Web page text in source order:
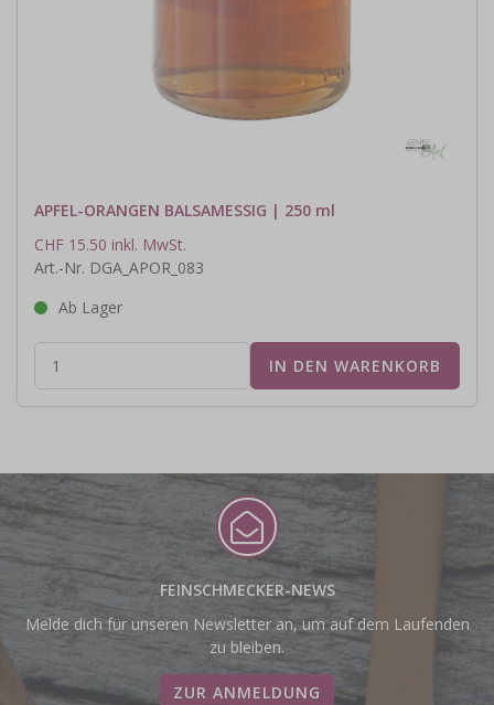
APFEL-ORANGEN BALSAMESSIG | 250 ml
CHF 15.50 inkl. MwSt.
Art.-Nr. DGA_APOR_083
Ab Lager
FEINSCHMECKER-NEWS
Melde dich für unseren Newsletter an, um auf dem Laufenden
zu bleiben.
ZUR ANMELDUNG